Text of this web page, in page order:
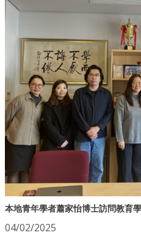
本地青年學者蕭家怡博士訪問教育
04/02/2025